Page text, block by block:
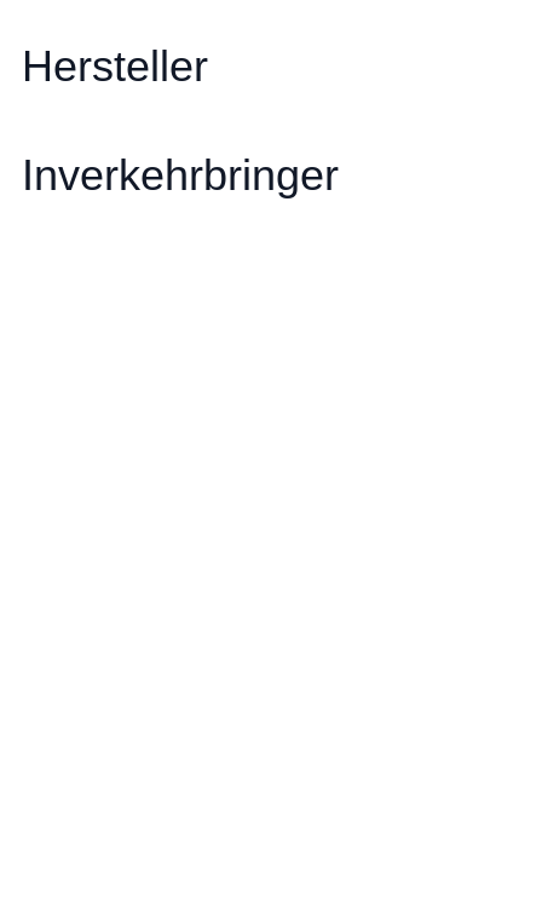
Hersteller
Inverkehrbringer